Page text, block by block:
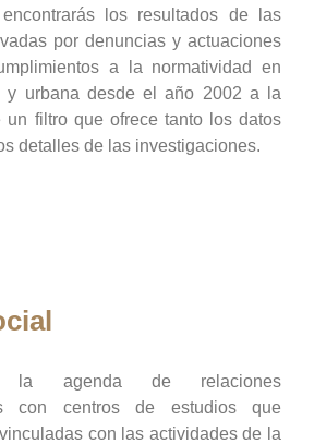
los resultados de las
por denuncias y actuaciones
a la normatividad en
y urbana desde el año 2002 a la
un filtro que ofrece tanto los datos
detalles de las investigaciones.
la agenda de relaciones
con centros de estudios que
con las actividades de la